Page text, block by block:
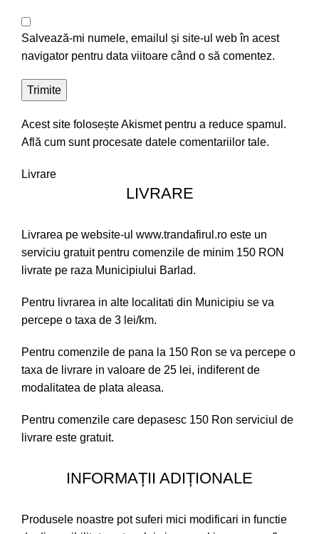
Salvează-mi numele, emailul și site-ul web în acest
navigator pentru data viitoare când o să comentez.
Acest site folosește Akismet pentru a reduce spamul.
Află cum sunt procesate datele comentariilor tale.
Livrare
LIVRARE
Livrarea pe website-ul www.trandafirul.ro este un
serviciu gratuit pentru comenzile de minim 150 RON
livrate pe raza Municipiului Barlad.
Pentru livrarea in alte localitati din Municipiu se va
percepe o taxa de 3 lei/km.
Pentru comenzile de pana la 150 Ron se va percepe o
taxa de livrare in valoare de 25 lei, indiferent de
modalitatea de plata aleasa.
Pentru comenzile care depasesc 150 Ron serviciul de
livrare este gratuit.
INFORMAȚII ADIȚIONALE
Produsele noastre pot suferi mici modificari in functie